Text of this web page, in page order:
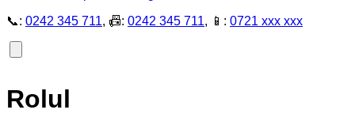
📞: 0242 345 711, 📠: 0242 345 711, 📱: 0721 xxx xxx
Rolul